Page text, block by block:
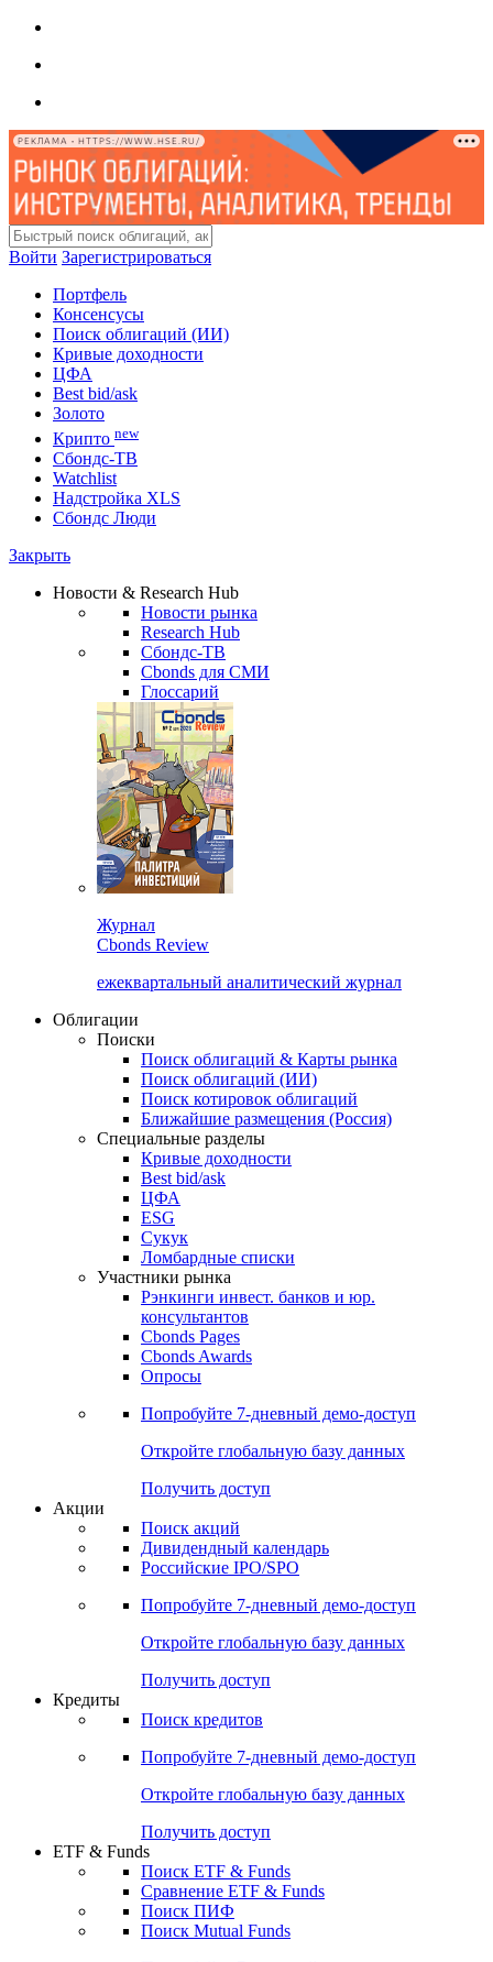
РЕКЛАМА • HTTPS://WWW.HSE.RU/
Войти Зарегистрироваться
Портфель
Консенсусы
Поиск облигаций (ИИ)
Кривые доходности
ЦФА
Best bid/ask
Золото
Крипто new
Сбондс-ТВ
Watchlist
Надстройка XLS
Сбондс Люди
Закрыть
Новости & Research Hub
Новости рынка
Research Hub
Сбондс-ТВ
Cbonds для СМИ
Глоссарий
Журнал
Cbonds Review
ежеквартальный аналитический журнал
Облигации
Поиски
Поиск облигаций & Карты рынка
Поиск облигаций (ИИ)
Поиск котировок облигаций
Ближайшие размещения (Россия)
Специальные разделы
Кривые доходности
Best bid/ask
ЦФА
ESG
Сукук
Ломбардные списки
Участники рынка
Рэнкинги инвест. банков и юр.
консультантов
Cbonds Pages
Cbonds Awards
Опросы
Попробуйте 7-дневный демо-доступ
Откройте глобальную базу данных
Получить доступ
Акции
Поиск акций
Дивидендный календарь
Российские IPO/SPO
Попробуйте 7-дневный демо-доступ
Откройте глобальную базу данных
Получить доступ
Кредиты
Поиск кредитов
Попробуйте 7-дневный демо-доступ
Откройте глобальную базу данных
Получить доступ
ETF & Funds
Поиск ETF & Funds
Сравнение ETF & Funds
Поиск ПИФ
Поиск Mutual Funds